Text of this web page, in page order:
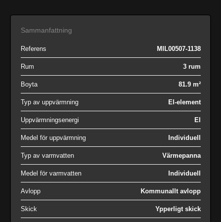
Sammanfattning
Referens MIL00507-1138
Rum 3 rum
Boyta 81.9 m²
Typ av uppvärmning El-element
Uppvärmningsenergi El
Medel för uppvärmning Individuell
Typ av varmvatten Värmepanna
Medel för varmvatten Individuell
Avlopp Kommunallt avlopp
Skick Ypperligt skick